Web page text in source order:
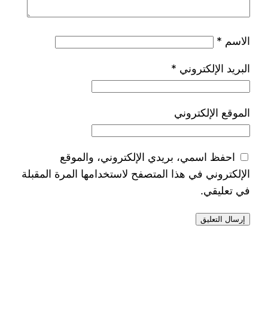
الاسم *
البريد الإلكتروني *
الموقع الإلكتروني
احفظ اسمي، بريدي الإلكتروني، والموقع
الإلكتروني في هذا المتصفح لاستخدامها المرة المقبلة
في تعليقي.